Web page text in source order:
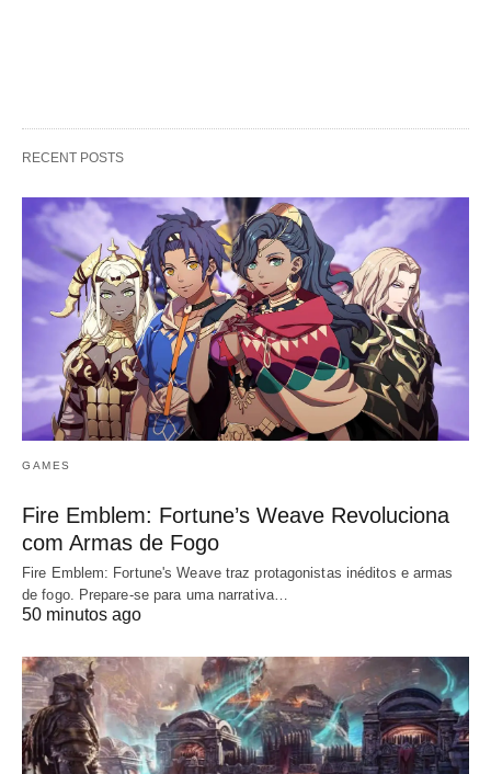
RECENT POSTS
GAMES
Fire Emblem: Fortune’s Weave Revoluciona
com Armas de Fogo
Fire Emblem: Fortune's Weave traz protagonistas inéditos e armas
de fogo. Prepare-se para uma narrativa…
50 minutos ago